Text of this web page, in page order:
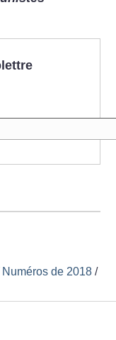
Numéros de 2018 /